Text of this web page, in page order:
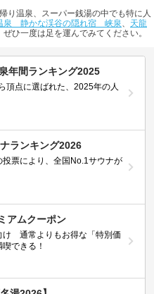
り温泉、スーパー銭湯の中でも特に人
泉 静かな渓谷の隠れ宿 峡泉
天龍
ひ一度は足を運んでみてください。
年間ランキング2025
頂点に選ばれた、2025年の人
ランキング2026
投票により、全国No.1サウナが
アムクーポン
け 通常よりもお得な「特別価
できる！